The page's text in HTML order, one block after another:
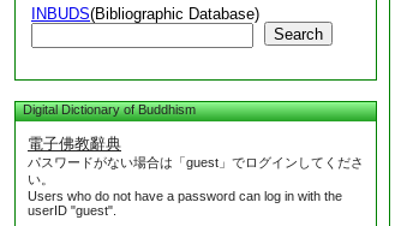
INBUDS(Bibliographic Database)
Search
Digital Dictionary of Buddhism
電子佛教辭典
パスワードがない場合は「guest」でログインしてくださ
い。
Users who do not have a password can log in with the
userID "guest".